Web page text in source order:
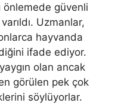
önlemede güvenli
Uzmanlar,
hayvanda
ifade ediyor.
olan ancak
görülen pek çok
söylüyorlar.